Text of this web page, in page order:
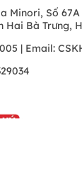
Minori, Số
Hai Bà Trưng,
| Email: